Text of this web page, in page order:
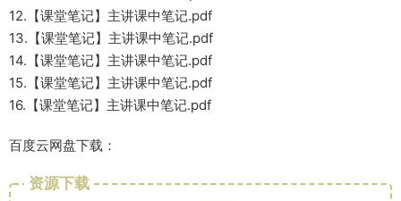
12.【课堂笔记】主讲课中笔记.pdf
13.【课堂笔记】主讲课中笔记.pdf
14.【课堂笔记】主讲课中笔记.pdf
15.【课堂笔记】主讲课中笔记.pdf
16.【课堂笔记】主讲课中笔记.pdf
百度云网盘下载：
资源下载